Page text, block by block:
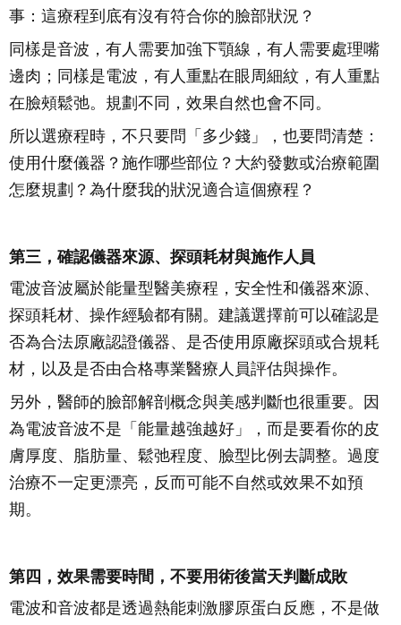
事：這療程到底有沒有符合你的臉部狀況？
同樣是音波，有人需要加強下顎線，有人需要處理嘴
邊肉；同樣是電波，有人重點在眼周細紋，有人重點
在臉頰鬆弛。規劃不同，效果自然也會不同。
所以選療程時，不只要問「多少錢」，也要問清楚：
使用什麼儀器？施作哪些部位？大約發數或治療範圍
怎麼規劃？為什麼我的狀況適合這個療程？
第三，確認儀器來源、探頭耗材與施作人員
電波音波屬於能量型醫美療程，安全性和儀器來源、
探頭耗材、操作經驗都有關。建議選擇前可以確認是
否為合法原廠認證儀器、是否使用原廠探頭或合規耗
材，以及是否由合格專業醫療人員評估與操作。
另外，醫師的臉部解剖概念與美感判斷也很重要。因
為電波音波不是「能量越強越好」，而是要看你的皮
膚厚度、脂肪量、鬆弛程度、臉型比例去調整。過度
治療不一定更漂亮，反而可能不自然或效果不如預
期。
第四，效果需要時間，不要用術後當天判斷成敗
電波和音波都是透過熱能刺激膠原蛋白反應，不是做